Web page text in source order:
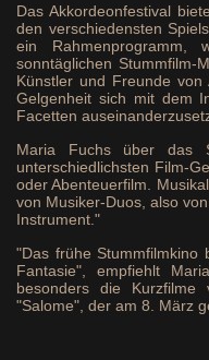
Das Akkordeonfestival
den verschiedensten
ein Rahmenprogramm,
sonntäglichen Stummfilm-
Künstler und Freunde
Gelgenheit sich mit dem
Facetten
Maria Fuchs über das
unterschiedlichsten Film-
oder Abenteuerfilm.
von Musiker-Duos, also
Instrument."
"Das frühe Stummfilmkino
Fantasie", empfiehlt
besonders die
"Salome", der am 8. März